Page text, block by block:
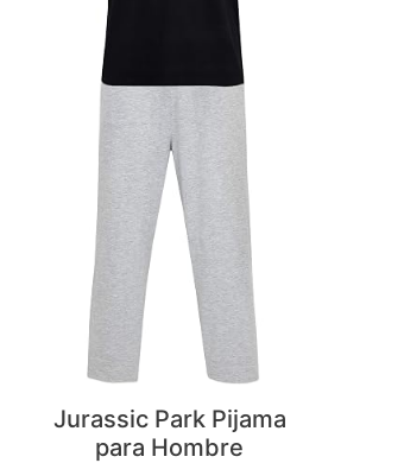
Jurassic Park Pijama
para Hombre